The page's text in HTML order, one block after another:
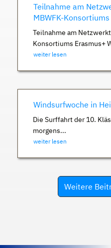
Teilnahme am
MBWFK-
Teilnahme am
Konsortiums Erasmus+
weiter lesen
Windsurfwoche in
Die Surffahrt der 10.
morgens...
weiter lesen
Weitere